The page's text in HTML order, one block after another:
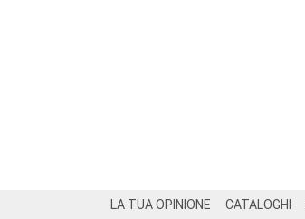
LA TUA OPINIONE CATALOGHI